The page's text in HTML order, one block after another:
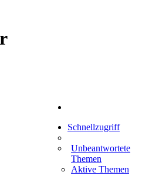
Treffenübersicht
Zitatesammlung
Schnellzugriff
Unbeantwortete
Themen
Aktive Themen